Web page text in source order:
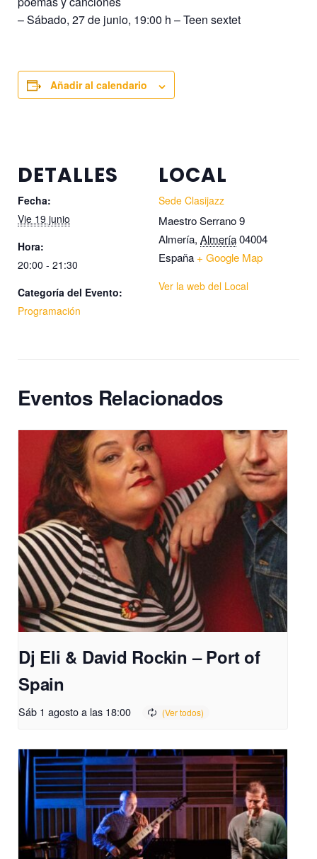
– Sábado, 27 de junio, 19:00 h – Teen sextet
Añadir al calendario
DETALLES
Fecha:
Vie 19 junio
Hora:
20:00 - 21:30
Categoría del Evento:
Programación
LOCAL
Sede Clasijazz
Maestro Serrano 9
Almería, Almería04004
España + Google Map
Ver la web del Local
Eventos Relacionados
Dj Eli & David Rockin – Port of
Spain
Sáb 1 agosto a las 18:00